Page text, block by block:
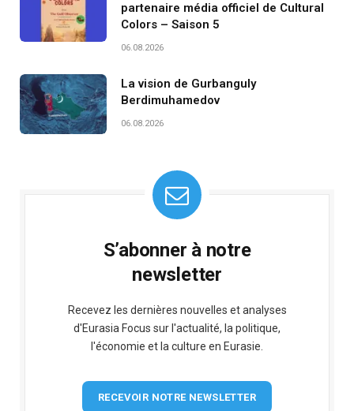
partenaire média officiel de Cultural
Colors – Saison 5
06.08.2026
La vision de Gurbanguly
Berdimuhamedov
06.08.2026
S’abonner à notre
newsletter
Recevez les dernières nouvelles et analyses
d'Eurasia Focus sur l'actualité, la politique,
l'économie et la culture en Eurasie.
RECEVOIR NOTRE NEWSLETTER